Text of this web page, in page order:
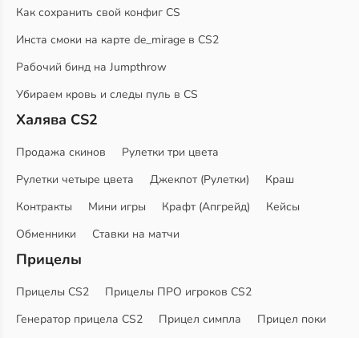
Как сохранить свой конфиг CS
Инста смоки на карте de_mirage в CS2
Рабочий бинд на Jumpthrow
Убираем кровь и следы пуль в CS
Халява CS2
Продажа скинов
Рулетки три цвета
Рулетки четыре цвета
Джекпот (Рулетки)
Краш
Контракты
Мини игры Крафт (Апгрейд)
Кейсы
Обменники
Ставки на матчи
Прицелы
Прицелы CS2
Прицелы ПРО игроков CS2
Генератор прицела CS2
Прицел симпла
Прицел поки